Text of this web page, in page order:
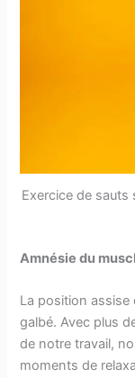
Exercice de
Amnésie du
La position assise
galbé. Avec plus
de notre travail,
moments de